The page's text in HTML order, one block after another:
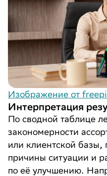
Изображение от
Интерпретация
По сводной таблице
закономерности
или клиентской базы,
причины ситуации и
по её улучшению.